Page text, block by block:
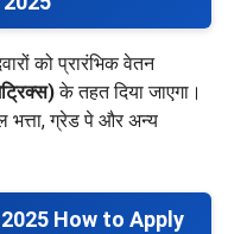
को प्रारंभिक वेतन
के तहत दिया जाएगा।
भत्ता, ग्रेड पे और अन्य
How to Apply